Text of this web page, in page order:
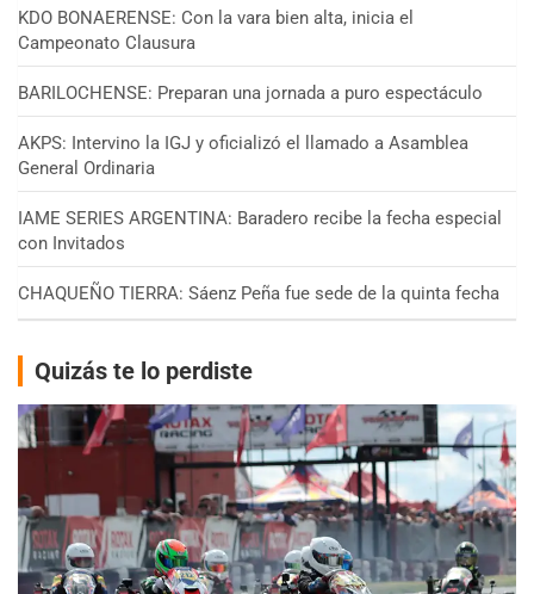
KDO BONAERENSE: Con la vara bien alta, inicia el
Campeonato Clausura
BARILOCHENSE: Preparan una jornada a puro espectáculo
AKPS: Intervino la IGJ y oficializó el llamado a Asamblea
General Ordinaria
IAME SERIES ARGENTINA: Baradero recibe la fecha especial
con Invitados
CHAQUEÑO TIERRA: Sáenz Peña fue sede de la quinta fecha
Quizás te lo perdiste